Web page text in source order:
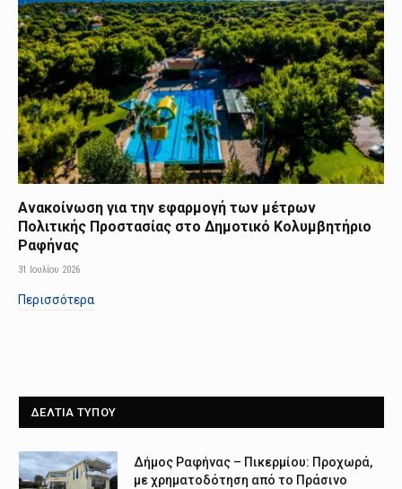
Ανακοίνωση για την εφαρμογή των μέτρων
Πολιτικής Προστασίας στο Δημοτικό Κολυμβητήριο
Ραφήνας
31 Ιουλίου 2026
Περισσότερα
ΔΕΛΤΙΑ ΤΥΠΟΥ
Δήμος Ραφήνας – Πικερμίου: Προχωρά,
με χρηματοδότηση από το Πράσινο